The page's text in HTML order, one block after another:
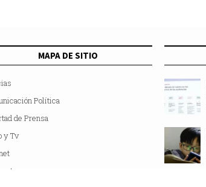
MAPA DE SITIO
Política
de Prensa
y Tv